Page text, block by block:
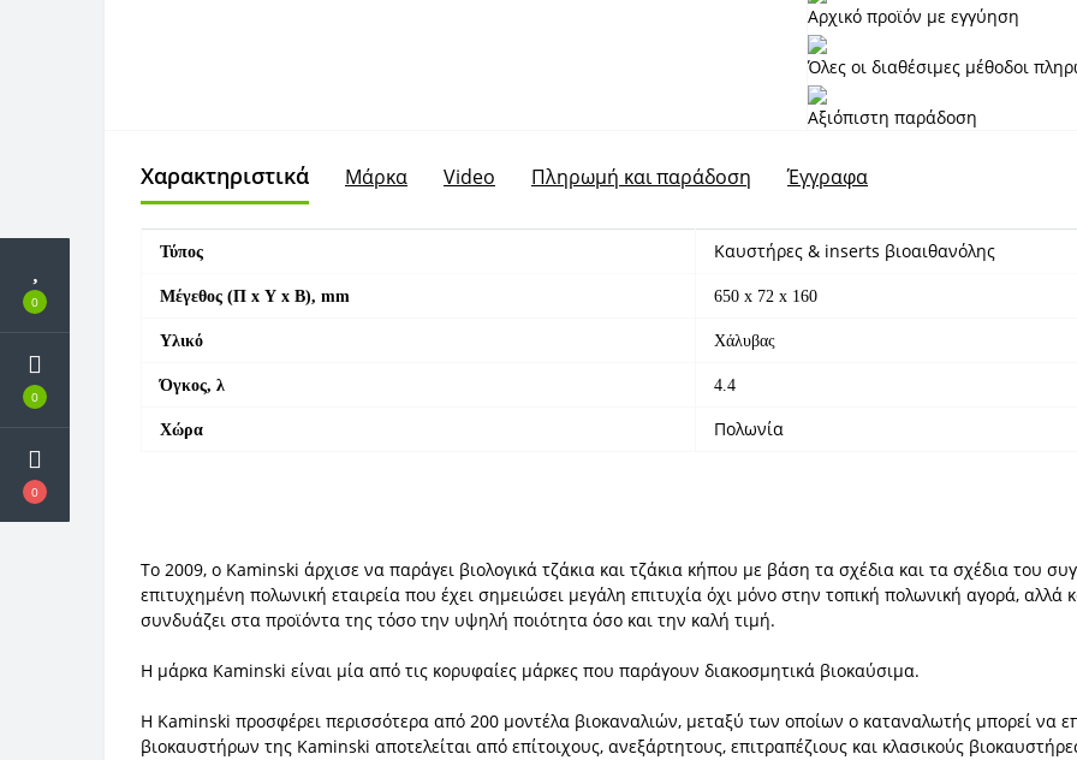
0
0
0
Αρχικό προϊόν με εγγύηση
Όλες οι διαθέσιμες μέθοδοι
Αξιόπιστη παράδοση
Χαρακτηριστικά Μάρκα Video Πληρωμή και παράδοση Έγγραφα
Τύπος Καυστήρες & inserts βιοαιθανόλης
Μέγεθος (Π x Υ x Β), mm 650 x 72 x 160
Υλικό Χάλυβας
Όγκος, λ 4.4
Χώρα Πολωνία
Το 2009, ο Kaminski άρχισε να παράγει βιολογικά τζάκια και τζάκια κήπου με βάση τα σχέδια και τα σχέδια του
επιτυχημένη πολωνική εταιρεία που έχει σημειώσει μεγάλη επιτυχία όχι μόνο στην τοπική πολωνική αγορά, αλλά
συνδυάζει στα προϊόντα της τόσο την υψηλή ποιότητα όσο και την καλή τιμή.
Η μάρκα Kaminski είναι μία από τις κορυφαίες μάρκες που παράγουν διακοσμητικά βιοκαύσιμα.
Η Kaminski προσφέρει περισσότερα από 200 μοντέλα βιοκαναλιών, μεταξύ των οποίων ο καταναλωτής μπορεί να
βιοκαυστήρων της Kaminski αποτελείται από επίτοιχους, ανεξάρτητους, επιτραπέζιους και κλασικούς